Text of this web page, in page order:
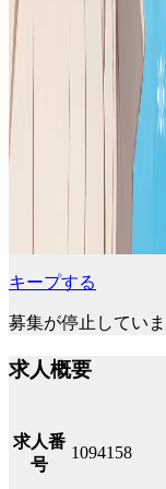
キープする
募集が停止してい
求人概要
求人番
号
1094158